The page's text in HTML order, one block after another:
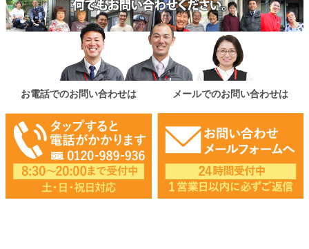
お電話でのお問い合わせは メールでのお問い合わせは